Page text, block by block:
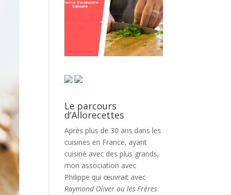
Le parcours
d’Allorecettes
Après plus de 30 ans dans les
cuisines en France, ayant
cuisiné avec des plus grands,
mon association avec
Philippe qui œuvrait avec
Raymond Oliver ou les Frères